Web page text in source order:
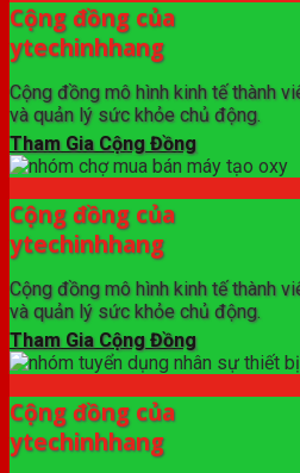
Cộng đồng của
ytechinhhang
Cộng đồng mô hình kinh tế thành
và quản lý sức khỏe chủ động.
Tham Gia Cộng Đồng
Cộng đồng của
ytechinhhang
Cộng đồng mô hình kinh tế thành
và quản lý sức khỏe chủ động.
Tham Gia Cộng Đồng
Cộng đồng của
ytechinhhang